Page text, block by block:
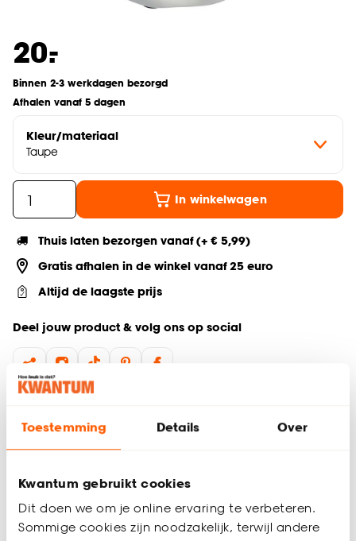
Toestemming Details Over
Kwantum gebruikt cookies
Dit doen we om je online ervaring te verbeteren.
Sommige cookies zijn noodzakelijk, terwijl andere
20.
-
Binnen 2-3 werkdagen bezorgd
Afhalen vanaf 5 dagen
Kleur/materiaal
Taupe
In winkelwagen
Thuis laten bezorgen vanaf (+ € 5,99)
Gratis afhalen in de winkel vanaf 25 euro
Altijd de laagste prijs
Deel jouw product & volg ons op social
Taupekleurige vaas
Ronde vaas voor sfeervolle styling
aan de collectie mooie vazen. Deze ronde vaas combineert
een modern design met een sfeervol karakter en past